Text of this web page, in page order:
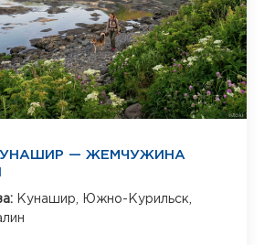
— ЖЕМЧУЖИНА
Кунашир,
Южно-Курильск,